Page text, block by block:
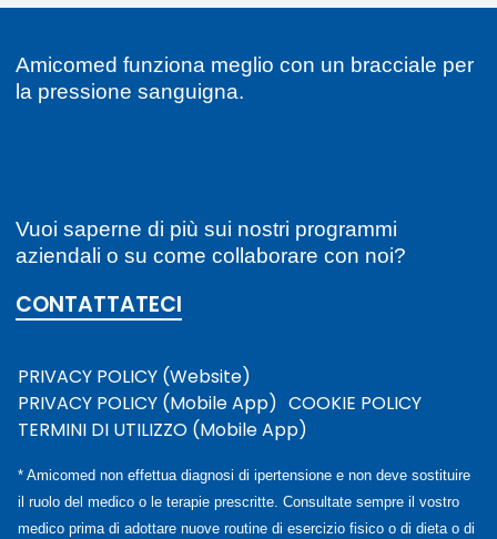
Favorite 0
Consigli utili Pressione arteriosa
A Amicomed 12/07/2022
Regali healthy per un Natale all’insegna della
salute
Favorite 0